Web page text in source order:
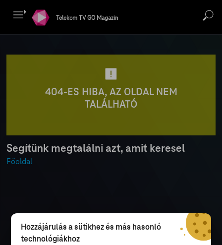
Telekom TV GO Magazin
404-ES HIBA, AZ OLDAL NEM
TALÁLHATÓ
Segítünk megtalálni azt, amit keresel
Főoldal
Hozzájárulás a sütikhez és más hasonló
technológiákhoz